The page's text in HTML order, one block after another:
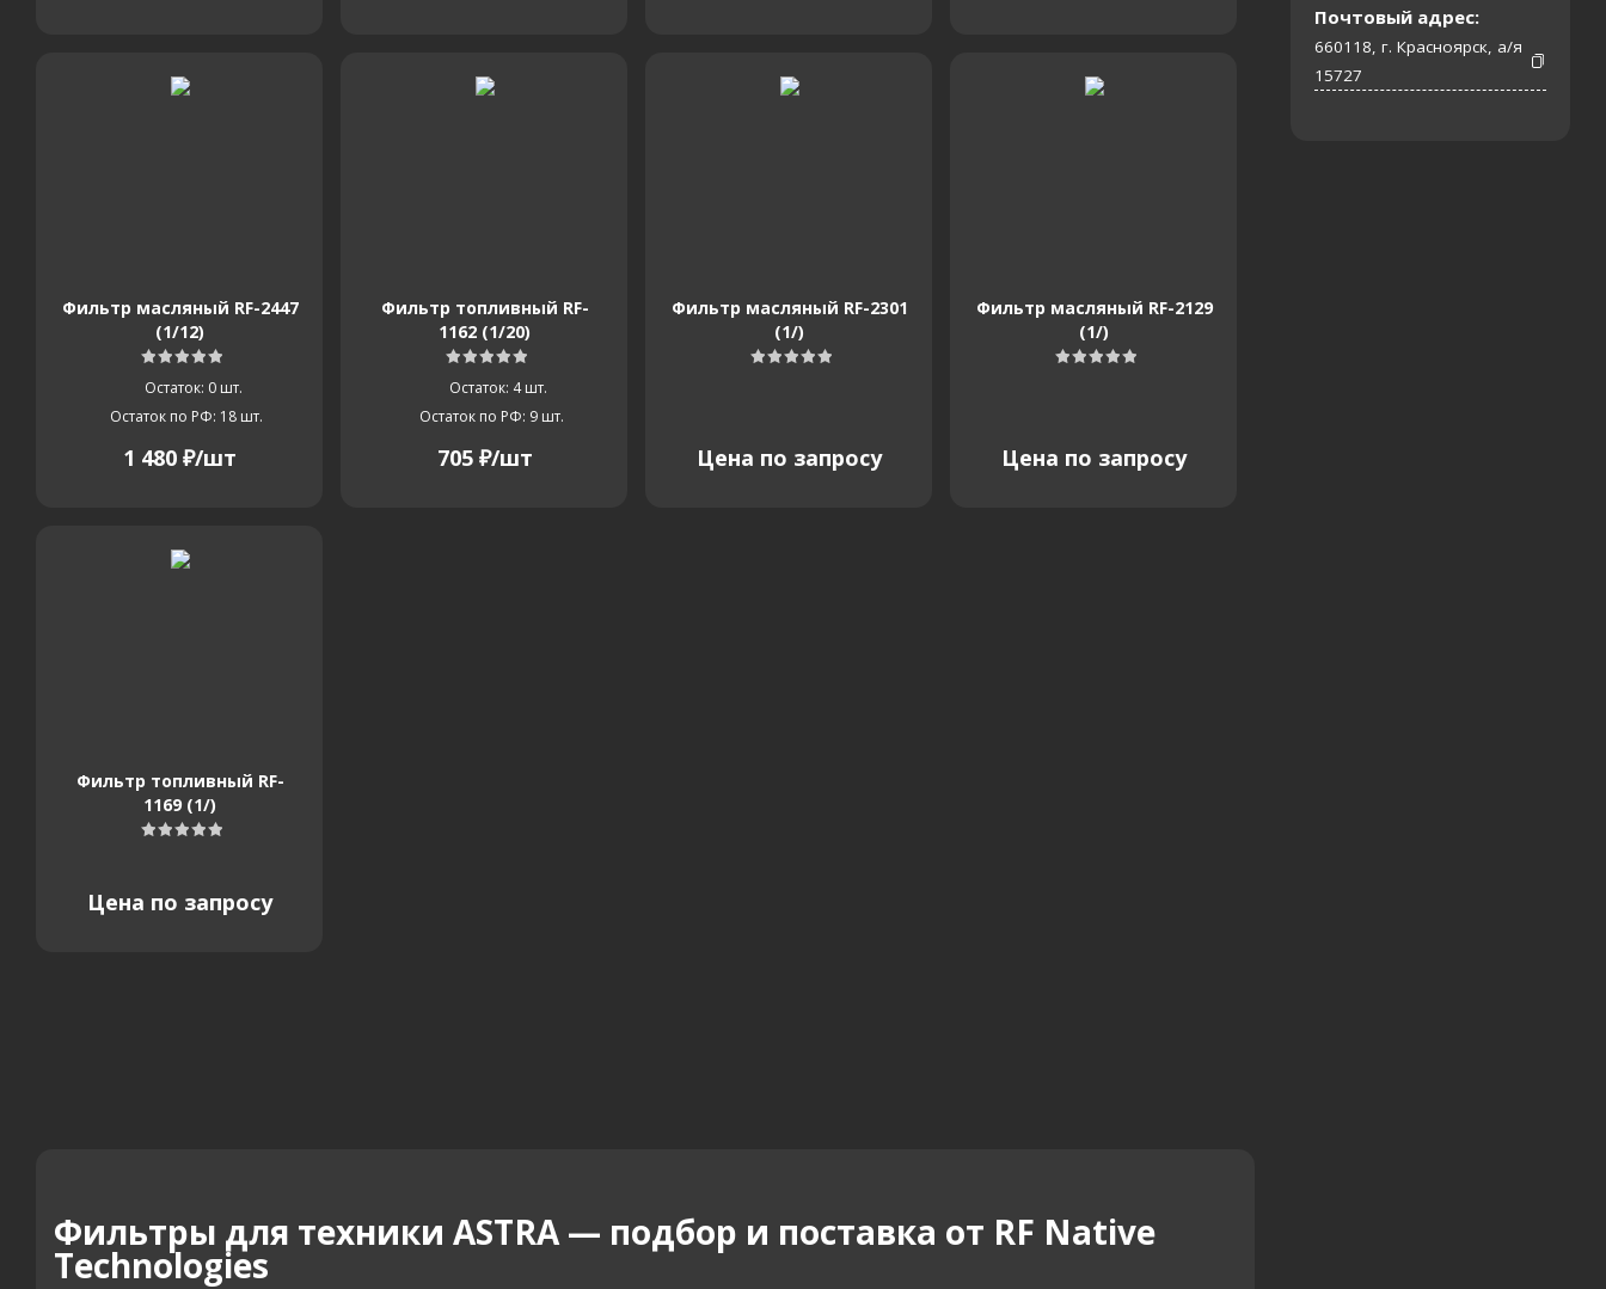
Фильтр масляный RF-2447
(1/12)
Остаток: 0 шт.
Остаток по РФ: 18 шт.
1 480 ₽/шт
Фильтр топливный RF-
1162 (1/20)
Остаток: 4шт.
Остаток по РФ: 9шт.
705₽/шт
Фильтр масляный RF-2301
(1/)
Цена по запросу
Фильтр масляный RF-2129
(1/)
Цена по запросу
Фильтр топливный RF-
1169 (1/)
Цена по запросу
Фильтры для техники ASTRA — подбор и поставка от RF Native
Technologies
Почтовый адрес:
660118, г. Красноярск, а/я
15727